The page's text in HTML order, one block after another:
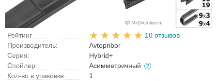
Рейтинг
10 отзывов
Производитель:
Avtopribor
Серия:
Hybrid+
Спойлер:
Асимметричный
Кол-во в упаковке:
1